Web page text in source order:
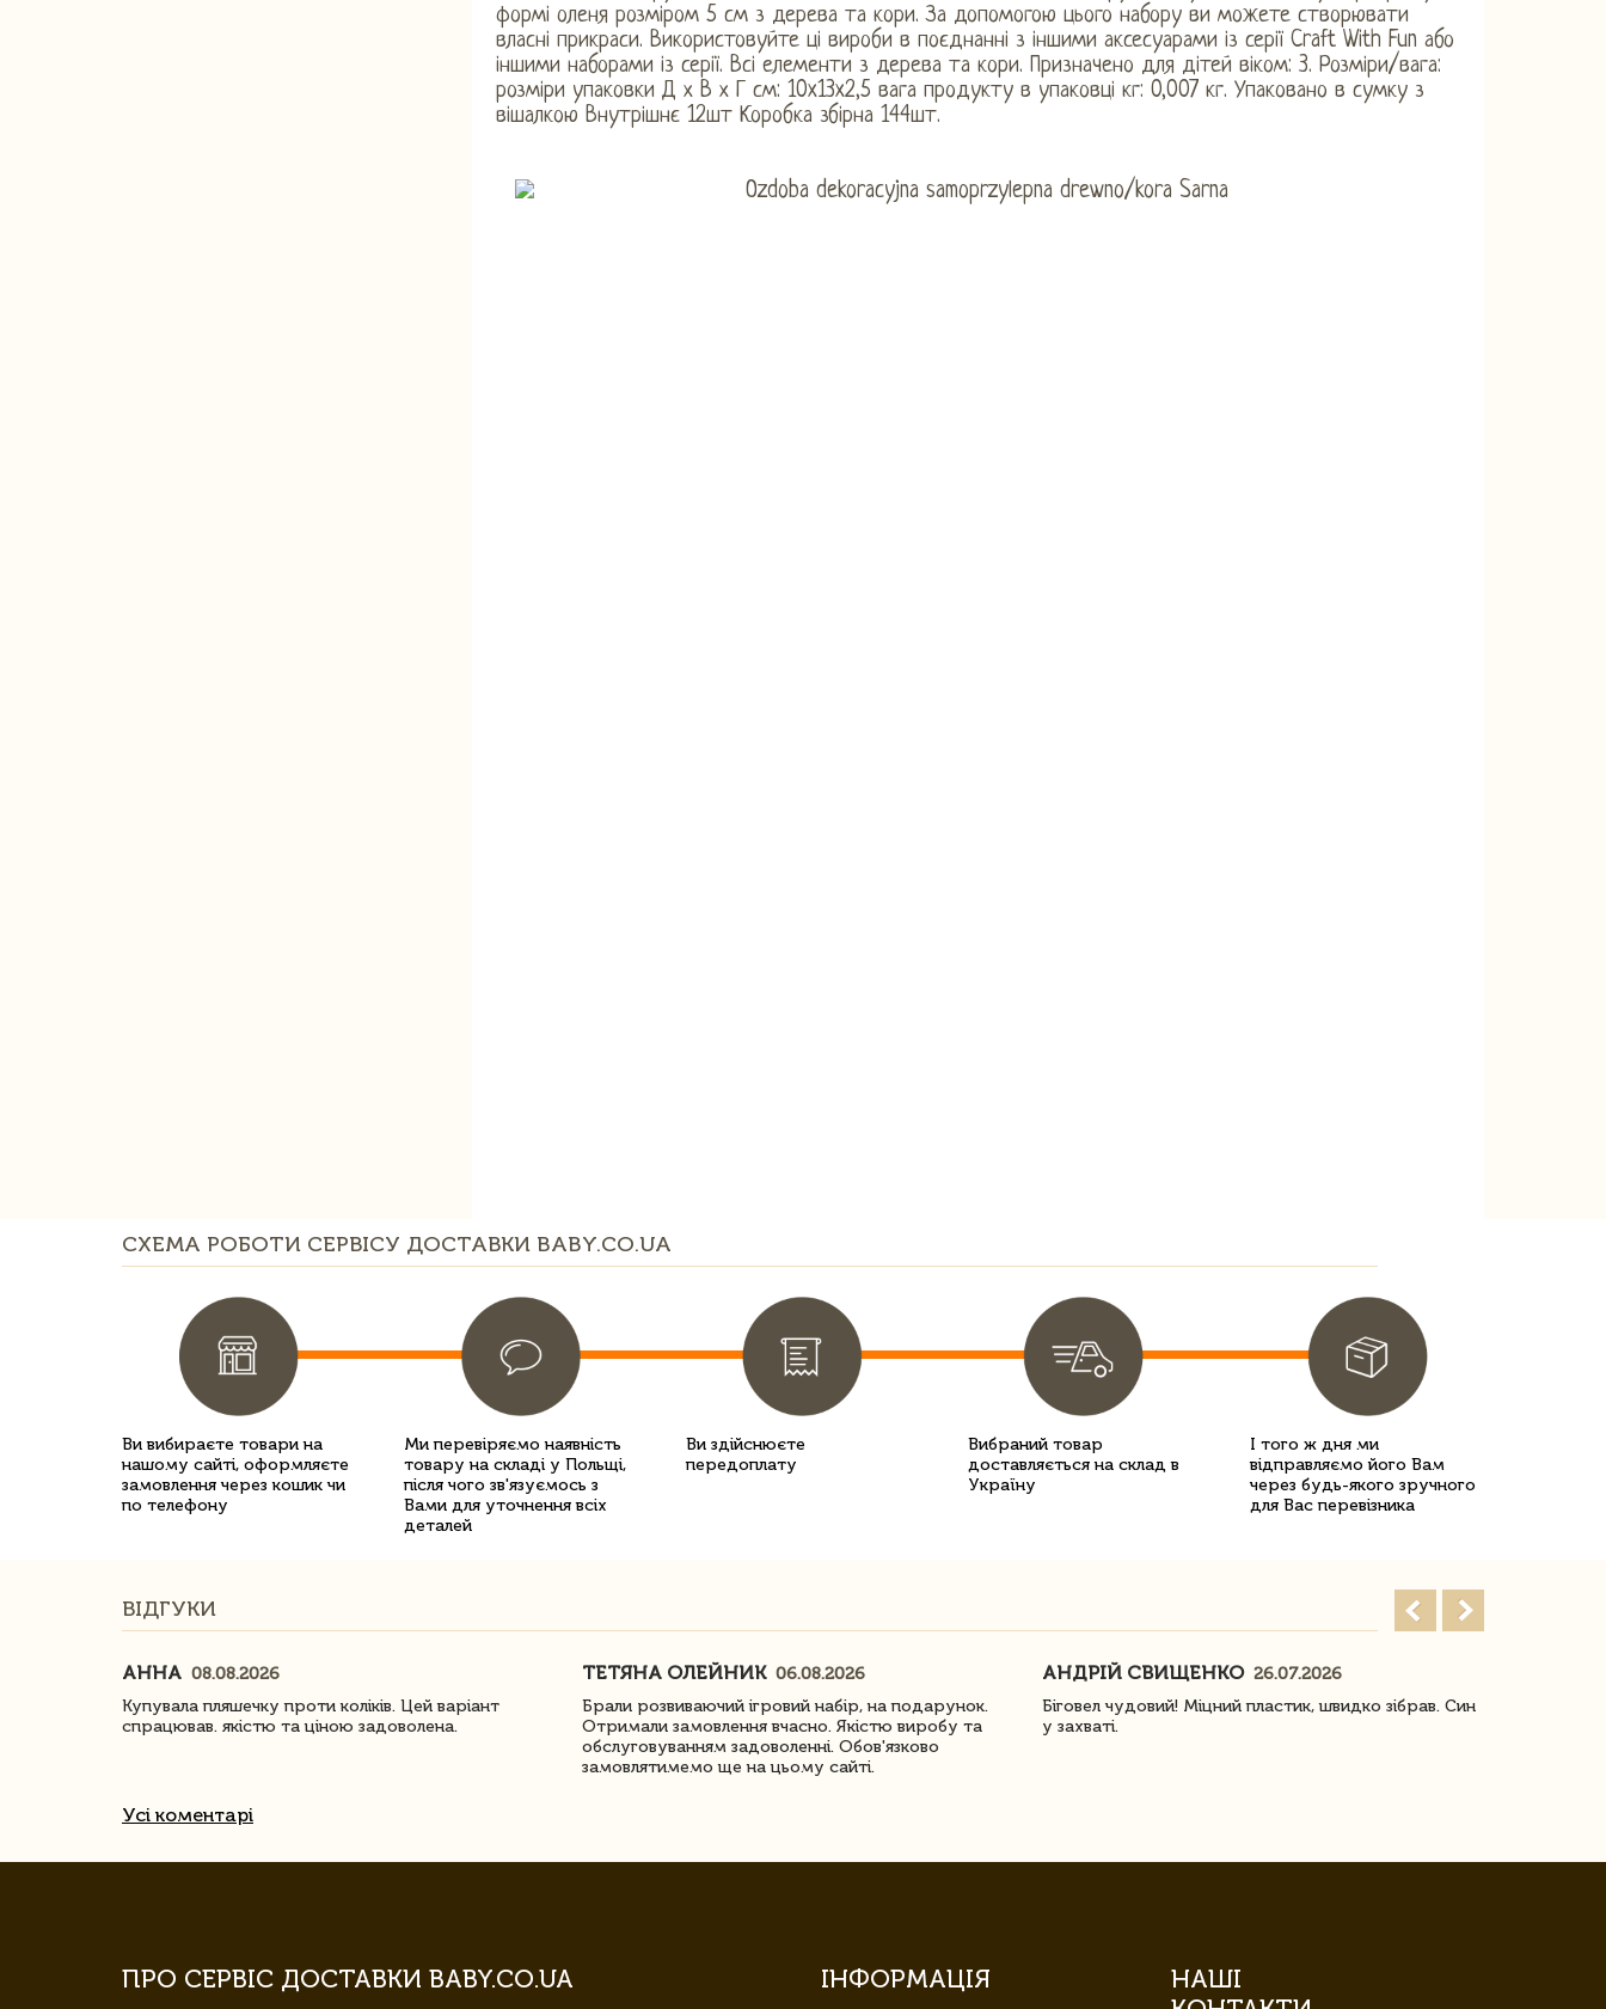
формі оленя розміром 5 см з дерева та кори. За допомогою цього набору ви можете створювати
власні прикраси. Використовуйте ці вироби в поєднанні з іншими аксесуарами із серії Craft With Fun або
іншими наборами із серії. Всі елементи з дерева та кори. Призначено для дітей віком: 3. Розміри/вага:
розміри упаковки Д х В х Г см: 10x13x2,5 вага продукту в упаковці кг: 0,007 кг. Упаковано в сумку з
вішалкою Внутрішнє 12шт Коробка збірна 144шт.
СХЕМА РОБОТИ СЕРВІСУ ДОСТАВКИ BABY.CO.UA
Ви вибираєте товари на
нашому сайті, оформляєте
замовлення через кошик чи
по телефону
Ми перевіряємо наявність
товару на складі у Польщі,
після чого зв'язуємось з
Вами для уточнення всіх
деталей
Ви здійснюєте
передоплату
Вибраний товар
доставляється на склад в
Україну
І того ж дня ми
відправляємо його Вам
через будь-якого зручного
для Вас перевізника
ВІДГУКИ
АННА 08.08.2026
Купувала пляшечку проти коліків. Цей варіант
спрацював. якістю та ціною задоволена.
ТЕТЯНА ОЛЕЙНИК 06.08.2026
Брали розвиваючий ігровий набір, на подарунок.
Отримали замовлення вчасно. Якістю виробу та
обслуговуванням задоволенні. Обов'язково
замовлятимемо ще на цьому сайті.
АНДРІЙ СВИЩЕНКО 26.07.2026
Біговел чудовий! Міцний пластик, швидко зібрав. Син
у захваті.
Усі коментарі
ПРО СЕРВІС ДОСТАВКИ BABY.CO.UA ІНФОРМАЦІЯ
НАШІ